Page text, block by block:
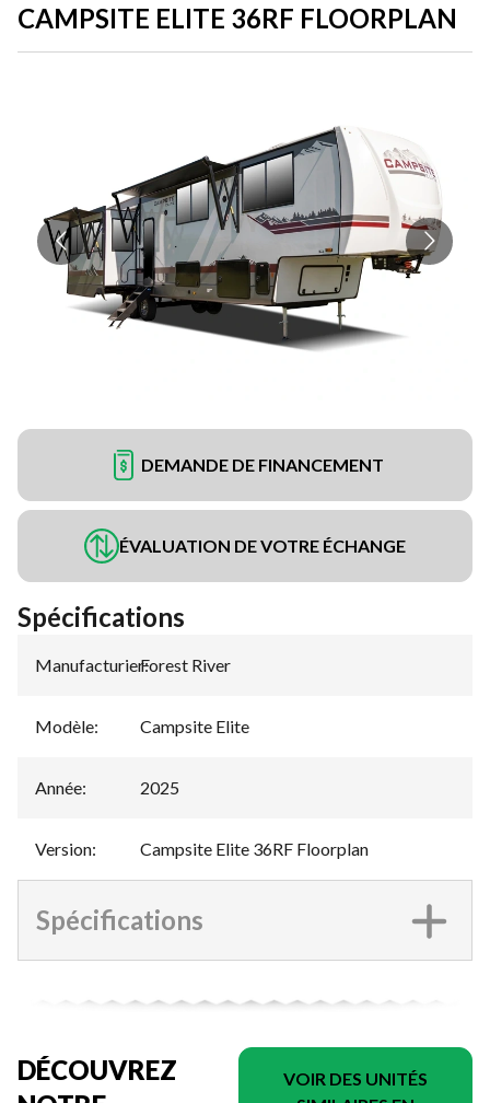
CAMPSITE ELITE 36RF FLOORPLAN
DEMANDE DE FINANCEMENT
ÉVALUATION DE VOTRE ÉCHANGE
Spécifications
Manufacturier:
Forest River
Modèle: Campsite Elite
Année: 2025
Version: Campsite Elite 36RF Floorplan
Spécifications
DÉCOUVREZ
VOIR DES UNITÉS